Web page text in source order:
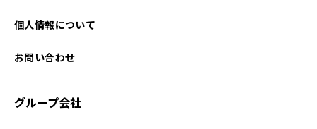
2025年08月
2025年05月
個人情報について
お問い合わせ
グループ会社